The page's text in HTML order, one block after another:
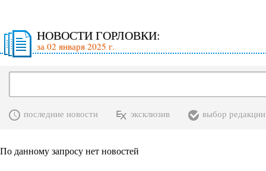
НОВОСТИ ГОРЛОВКИ:
за 02 января 2025 г.
последние новости эксклюзив выбор редакции
По данному запросу нет новостей